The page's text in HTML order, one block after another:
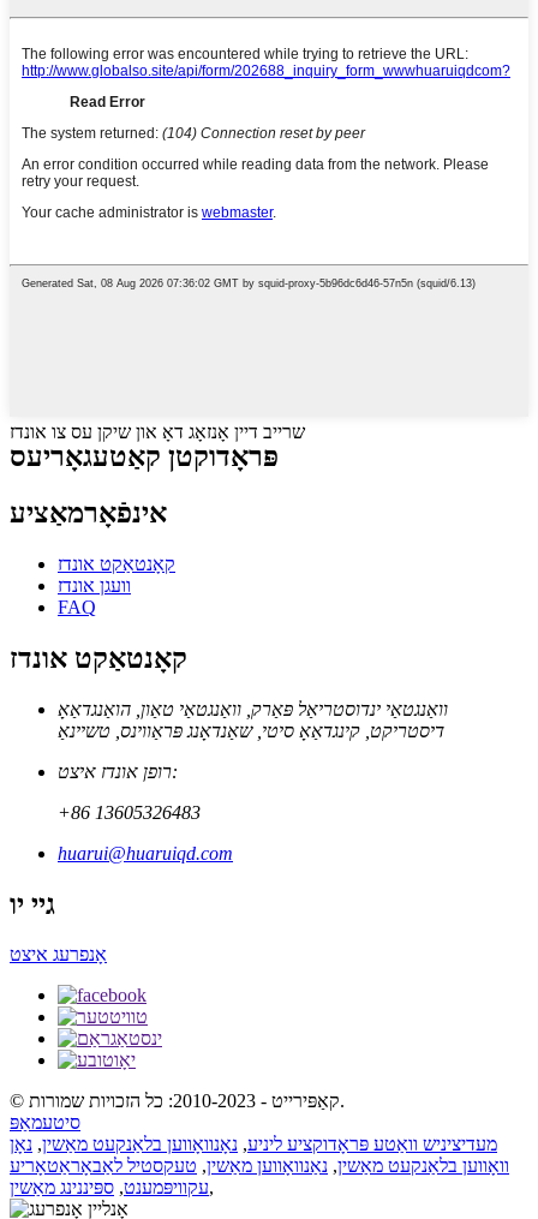
שרייב דיין אָנזאָג דאָ און שיקן עס צו אונדז
פּראָדוקטן קאַטעגאָריעס
אינפֿאָרמאַציע
קאָנטאַקט אונדז
וועגן אונדז
FAQ
קאָנטאַקט אונדז
וואַנגטאַי ינדוסטריאַל פּאַרק, וואַנגטאַי טאַון, הואַנגדאַאָ
דיסטריקט, קינגדאַאָ סיטי, שאַנדאָנג פּראַווינס, טשיינאַ
רופן אונדז איצט:
+86 13605326483
huarui@huaruiqd.com
גיי יו
אָנפרעג איצט
© קאַפּירייט - 2010-2023: כל הזכויות שמורות.
סיטעמאַפּ
מעדיציניש וואַטע פּראָדוקציע ליניע, נאָנוואָווען בלאַנקעט מאַשין, נאָן
וואָווען בלאַנקעט מאַשין, נאַנוואָווען מאַשין, טעקסטיל לאַבאָראַטאָריע
עקוויפּמענט, ספּיננינג מאַשין ,